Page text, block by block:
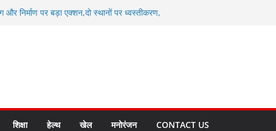
और निर्माण पर बड़ा एक्शन,दो स्थानों पर ध्वस्तीकरण,
टू ग्लोबल’ के संकल्प को आगे बढ़ा रही उत्तराखंड
के पदक विजेताओं और प्रशिक्षकों को
क्रीड़ा विश्वविद्यालय गौलापार के निर्माण कार्यों की
शिक्षा हेल्थ खेल मनोरंजन CONTACT US